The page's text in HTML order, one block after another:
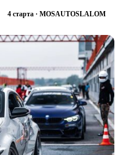
4 старта · MOSAUTOSLALOM